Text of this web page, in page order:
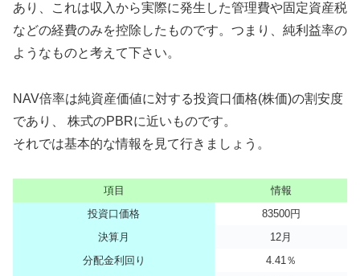
あり、これは収入から実際に発生した管理費や固定資産税
などの経費のみを控除したものです。つまり、純利益率の
ようなものと考えて下さい。
NAV倍率は純資産価値に対する投資口価格(株価)の割安度
であり、 株式のPBRに近いものです。
それでは基本的な情報を見て行きましょう。
項目
情報
投資口価格
83500円
決算月
12月
分配金利回り
4.41％